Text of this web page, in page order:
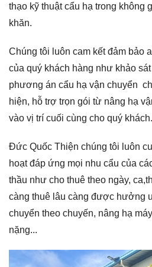
thạo kỹ thuật cẩu hạ trong không
khăn.
Chúng tôi luôn cam kết đảm bảo
của quý khách hàng như khảo
phương án cẩu hạ vận chuyển
hiện, hỗ trợ trọn gói từ nâng hạ
vào vị trí cuối cùng cho quý khách.
Đức Quốc Thiện chúng tôi luôn
hoạt đáp ứng mọi nhu cẩu của
thầu như cho thuê theo ngày,
càng thuê lâu càng được hưởng
chuyển theo chuyến, nâng hạ
nặng...